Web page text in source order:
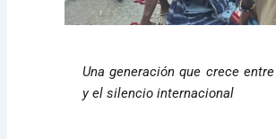
Una generación que crece
y el silencio internacional